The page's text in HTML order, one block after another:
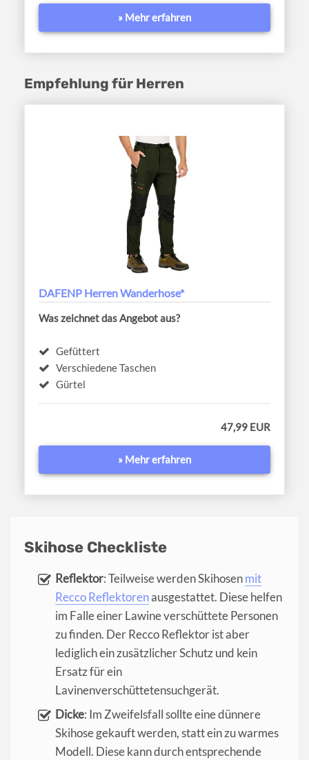
» Mehr erfahren
Empfehlung für Herren
DAFENP Herren Wanderhose*
Was zeichnet das Angebot aus?
Gefüttert
Verschiedene Taschen
Gürtel
47,99 EUR
» Mehr erfahren
Skihose Checkliste
Reflektor: Teilweise werden Skihosenmit
Recco Reflektorenausgestattet. Diese helfen
im Falle einer Lawine verschüttete Personen
zu finden. Der Recco Reflektor ist aber
lediglich ein zusätzlicher Schutz und kein
Ersatz für ein
Lavinenverschüttetensuchgerät.
Dicke: Im Zweifelsfall sollte eine dünnere
Skihose gekauft werden, statt ein zu warmes
Modell. Diese kann durch entsprechende